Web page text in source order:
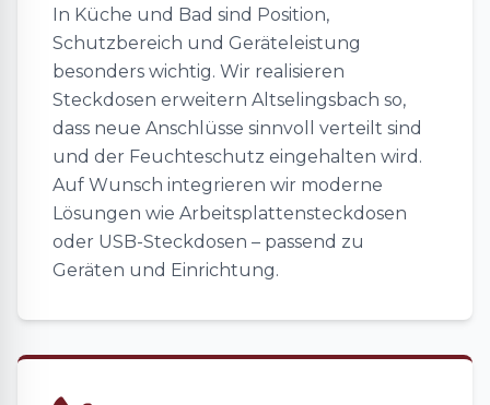
In Küche und Bad sind Position,
Schutzbereich und Geräteleistung
besonders wichtig. Wir realisieren
Steckdosen erweitern Altselingsbach so,
dass neue Anschlüsse sinnvoll verteilt sind
und der Feuchteschutz eingehalten wird.
Auf Wunsch integrieren wir moderne
Lösungen wie Arbeitsplattensteckdosen
oder USB-Steckdosen – passend zu
Geräten und Einrichtung.